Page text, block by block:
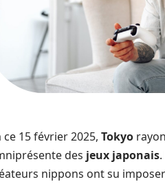
ce 15 février 2025, Tokyo
des jeux japonais
nippons ont su